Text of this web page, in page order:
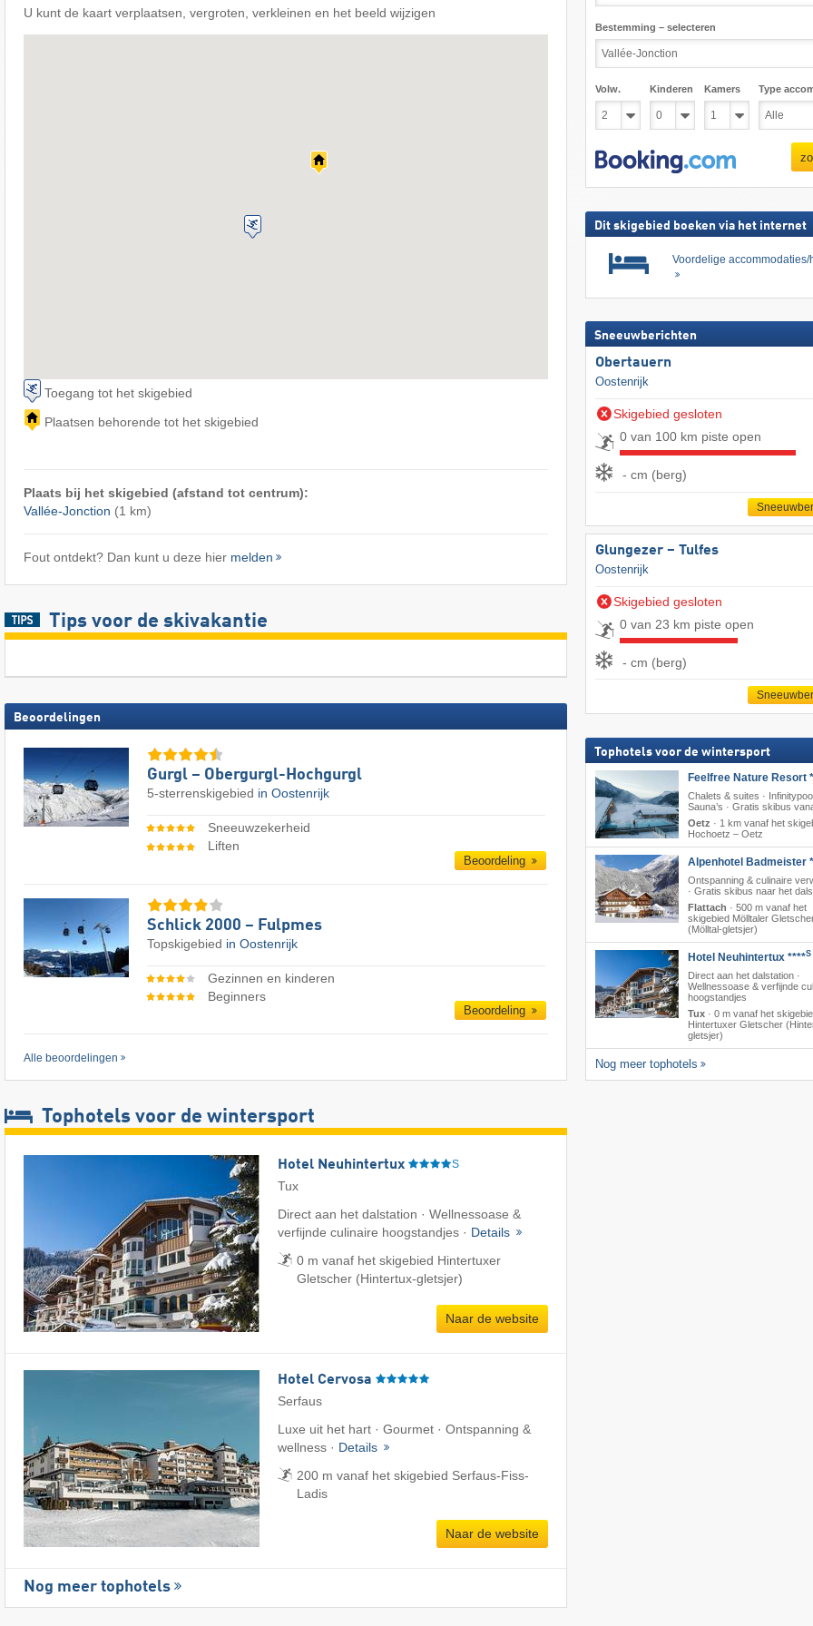
U kunt de kaart verplaatsen, vergroten, verkleinen en het beeld wijzigen
Toegang tot het skigebied
Plaatsen behorende tot het skigebied
Plaats bij het skigebied (afstand tot centrum):
Vallée-Jonction (1 km)
Fout ontdekt? Dan kunt u deze hier melden
Tips voor de skivakantie
Beoordelingen
Gurgl – Obergurgl-Hochgurgl
5-sterrenskigebied in Oostenrijk
Sneeuwzekerheid
Liften
Beoordeling
Schlick 2000 – Fulpmes
Topskigebied in Oostenrijk
Gezinnen en kinderen
Beginners
Beoordeling
Alle beoordelingen
Tophotels voor de wintersport
Hotel Neuhintertux S
Tux
Direct aan het dalstation · Wellnessoase &
verfijnde culinaire hoogstandjes · Details
0 m vanaf het skigebied Hintertuxer
Gletscher (Hintertux-gletsjer)
Naar de website
Hotel Cervosa
Serfaus
Luxe uit het hart · Gourmet · Ontspanning &
wellness · Details
200 m vanaf het skigebied Serfaus-Fiss-
Ladis
Naar de website
Nog meer tophotels
Bestemming – selecteren
Volw. Kinderen Kamers Type
Dit skigebied boeken via het internet
Voordelige accommodaties/
Sneeuwberichten
Obertauern
Oostenrijk
Skigebied gesloten
0 van 100 km piste open
- cm (berg)
Glungezer – Tulfes
Oostenrijk
Skigebied gesloten
0 van 23 km piste open
- cm (berg)
Tophotels voor de wintersport
Feelfree Nature Resort
Chalets & suites ·
Sauna’s · Gratis skibus
Oetz · 1 km vanaf het
Hochoetz – Oetz
Alpenhotel Badmeister
Ontspanning & culinaire
· Gratis skibus naar het
Flattach · 500 m vanaf het
skigebied Mölltaler
(Mölltal-gletsjer)
Hotel Neuhintertux ****S
Direct aan het dalstation ·
Wellnessoase & verfijnde
hoogstandjes
Tux· 0 m vanaf het
Hintertuxer Gletscher
gletsjer)
Nog meer tophotels